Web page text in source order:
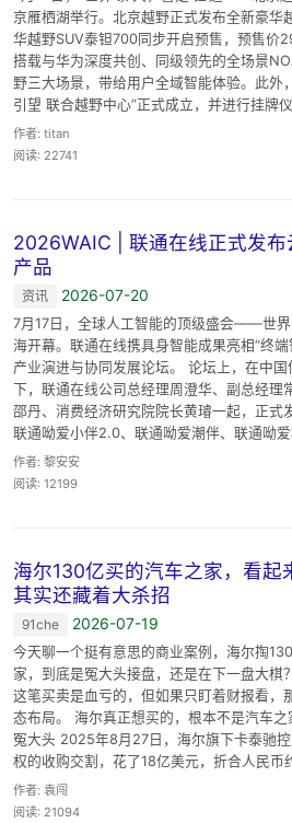
京雁栖湖举行。北京越野正式发布全新豪华
华越野SUV泰钽700同步开启预售，预售
搭载与华为深度共创、同级领先的全场景
野三大场景，带给用户全域智能体验。此外
引望 联合越野中心”正式成立，并进行挂牌
作者: titan
阅读: 22741
2026WAIC | 联通在线正式发布
产品
资讯 2026-07-20
7月17日，全球人工智能的顶级盛会——世界
海开幕。联通在线携具身智能成果亮相“终
产业演进与协同发展论坛。 论坛上，在中
下，联通在线公司总经理周澄华、副总经理
邵丹、消费经济研究院院长黄璿一起，正式
联通呦爱小伴2.0、联通呦爱潮伴、联通呦
作者: 黎安安
阅读: 12199
海尔130亿买的汽车之家，看起
其实还藏着大杀招
91che 2026-07-19
今天聊一个挺有意思的商业案例，海尔掏
家，到底是冤大头接盘，还是在下一盘大棋
这笔买卖是血亏的，但如果只盯着财报看，
态布局。 海尔真正想买的，根本不是汽车
冤大头 2025年8月27日，海尔旗下卡泰驰
权的收购交割，花了18亿美元，折合人民币
作者: 袁闯
阅读: 21094